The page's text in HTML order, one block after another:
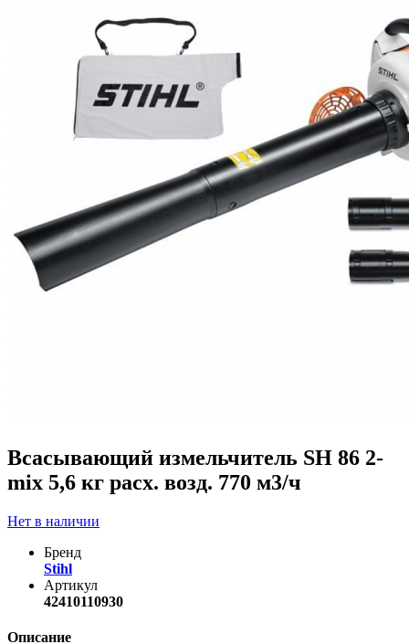
Всасывающий измельчитель SH 86 2-
mix 5,6 кг расх. возд. 770 м3/ч
Нет в наличии
Бренд
Stihl
Артикул
42410110930
Описание